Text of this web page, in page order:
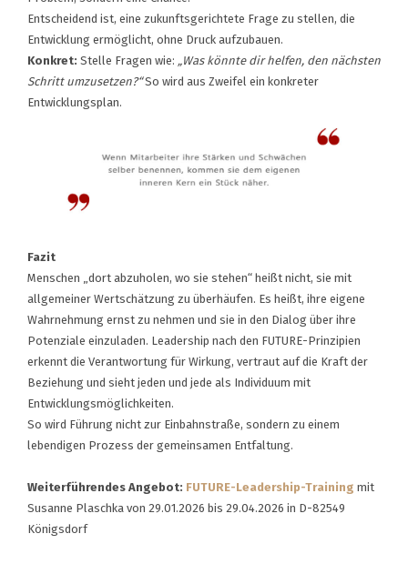
Entscheidend ist, eine zukunftsgerichtete Frage zu stellen, die
Entwicklung ermöglicht, ohne Druck aufzubauen.
Konkret: Stelle Fragen wie: „Was könnte dir helfen, den nächsten
Schritt umzusetzen?“So wird aus Zweifel ein konkreter
Entwicklungsplan.
Fazit
Menschen „dort abzuholen, wo sie stehen“ heißt nicht, sie mit
allgemeiner Wertschätzung zu überhäufen. Es heißt, ihre eigene
Wahrnehmung ernst zu nehmen und sie in den Dialog über ihre
Potenziale einzuladen. Leadership nach den FUTURE-Prinzipien
erkennt die Verantwortung für Wirkung, vertraut auf die Kraft der
Beziehung und sieht jeden und jede als Individuum mit
Entwicklungsmöglichkeiten.
So wird Führung nicht zur Einbahnstraße, sondern zu einem
lebendigen Prozess der gemeinsamen Entfaltung.
Weiterführendes Angebot: FUTURE-Leadership-Training mit
Susanne Plaschka von 29.01.2026 bis 29.04.2026 in D-82549
Königsdorf